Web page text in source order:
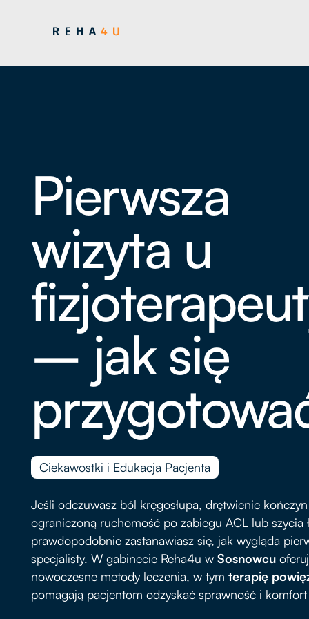
Pierwsza
wizyta u
– jak się
Ciekawostki i Edukacja Pacjenta
Jeśli odczuwasz ból kręgosłupa, drętwienie
ograniczoną ruchomość po zabiegu ACL lub szycia
prawdopodobnie zastanawiasz się, jak wygląda
specjalisty. W gabinecie Reha4u wSosnowcu
nowoczesne metody leczenia, w tymterapię
pomagają pacjentom odzyskać sprawność i